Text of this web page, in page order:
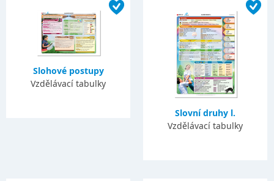
Slohové postupy
Vzdělávací tabulky
Slovní druhy l.
Vzdělávací tabulky